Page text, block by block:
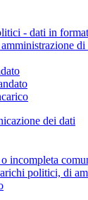
- dati in
di
dei dati
incompleta
politici, di